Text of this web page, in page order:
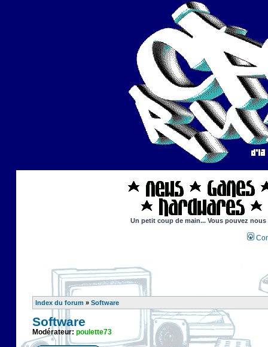
Un petit coup de main... Vous pouvez
Index du forum » Software
Software
Modérateur: poulette73